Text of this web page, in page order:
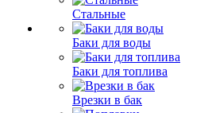
Стальные
Баки для воды
Баки для топлива
Врезки в бак